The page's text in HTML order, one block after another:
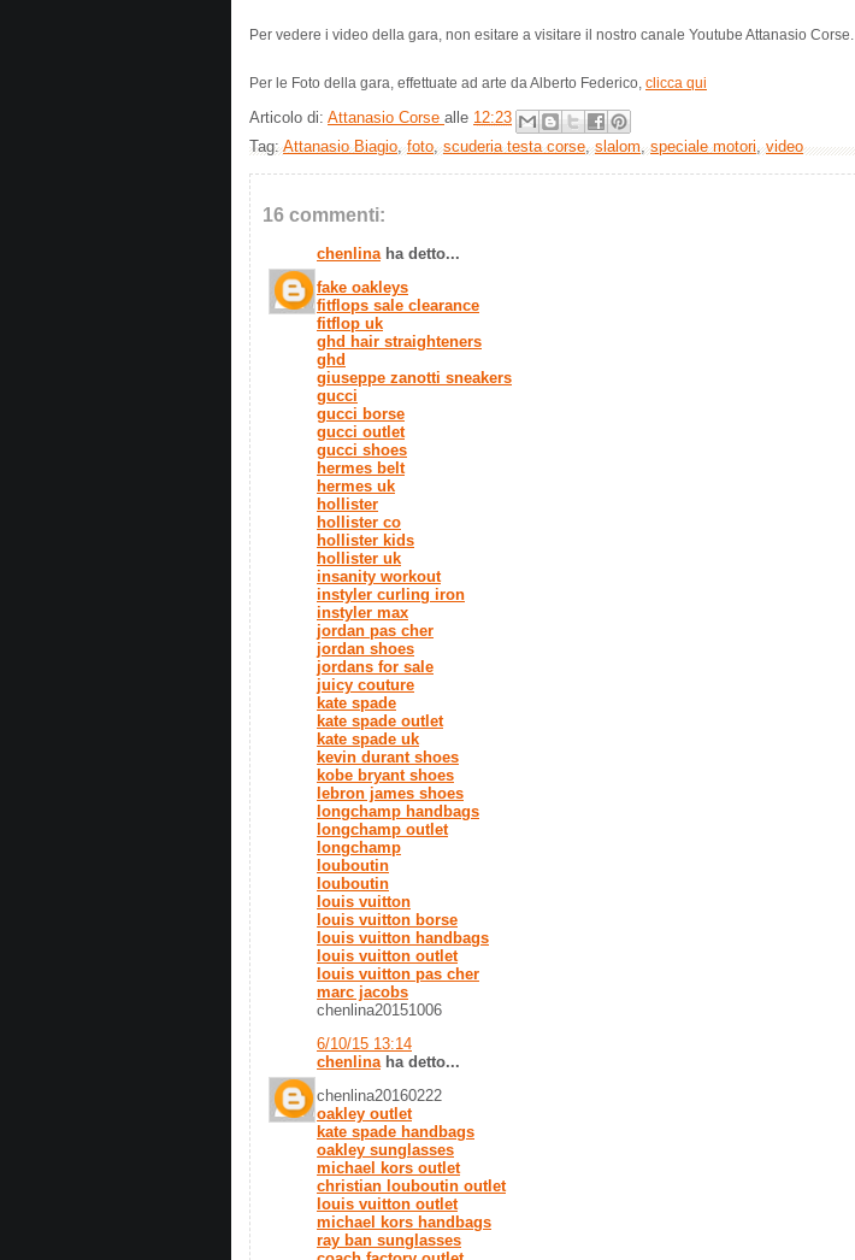
Per vedere i video della gara, non esitare a visitare il nostro canale Youtube Attanasio Corse.
Per le Foto della gara, effettuate ad arte da Alberto Federico, clicca qui
Articolo di: Attanasio Corse alle 12:23
Tag:Attanasio Biagio,foto,scuderia testa corse,slalom,speciale motori,video
16 commenti:
chenlina ha detto...
fake oakleys
fitflops sale clearance
fitflop uk
ghd hair straighteners
ghd
giuseppe zanotti sneakers
gucci
gucci borse
gucci outlet
gucci shoes
hermes belt
hermes uk
hollister
hollister co
hollister kids
hollister uk
insanity workout
instyler curling iron
instyler max
jordan pas cher
jordan shoes
jordans for sale
juicy couture
kate spade
kate spade outlet
kate spade uk
kevin durant shoes
kobe bryant shoes
lebron james shoes
longchamp handbags
longchamp outlet
longchamp
louboutin
louboutin
louis vuitton
louis vuitton borse
louis vuitton handbags
louis vuitton outlet
louis vuitton pas cher
marc jacobs
chenlina20151006
6/10/15 13:14
chenlina ha detto...
chenlina20160222
oakley outlet
kate spade handbags
oakley sunglasses
michael kors outlet
christian louboutin outlet
louis vuitton outlet
michael kors handbags
ray ban sunglasses